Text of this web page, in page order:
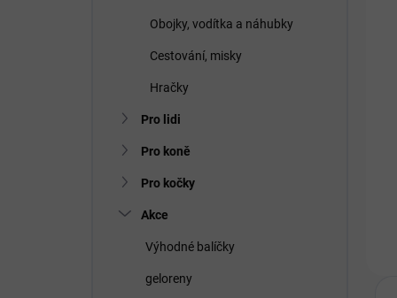
Obojky, vodítka a náhubky
Cestování, misky
Hračky
Pro lidi
Pro koně
Pro kočky
Akce
Výhodné balíčky
geloreny